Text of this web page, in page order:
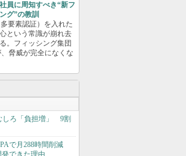
に周知すべき“新フ
グ”の教訓
要素認証）を入れた
という常識が崩れ去
。フィッシング集団
、脅威が完全になくな
しろ「負担増」 9割
で月288時間削減
できた理由